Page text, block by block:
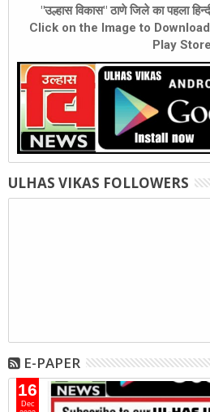
"उल्हास विकास" ठाणे जिले का पहला
Click on the Image to
Play Store
ULHAS VIKAS FOLLOWERS
E-PAPER
16
Dec